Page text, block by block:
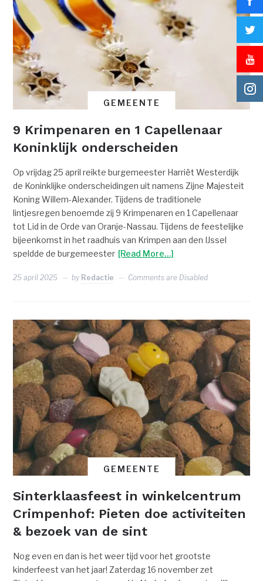
GEMEENTE
9 Krimpenaren en 1 Capellenaar
Koninklijk onderscheiden
Op vrijdag 25 april reikte burgemeester Harriët Westerdijk
de Koninklijke onderscheidingen uit namens Zijne Majesteit
Koning Willem-Alexander. Tijdens de traditionele
lintjesregen benoemde zij 9 Krimpenaren en 1 Capellenaar
tot Lid in de Orde van Oranje-Nassau. Tijdens de feestelijke
bijeenkomst in het raadhuis van Krimpen aan den IJssel
speldde de burgemeester [Read More…]
25 april 2025 by Redactie Comments are Disabled
GEMEENTE
Sinterklaasfeest in winkelcentrum
Crimpenhof: Pieten doe activiteiten
& bezoek van de sint
Nog even en dan is het weer tijd voor het grootste
kinderfeest van het jaar! Zaterdag 16 november zet